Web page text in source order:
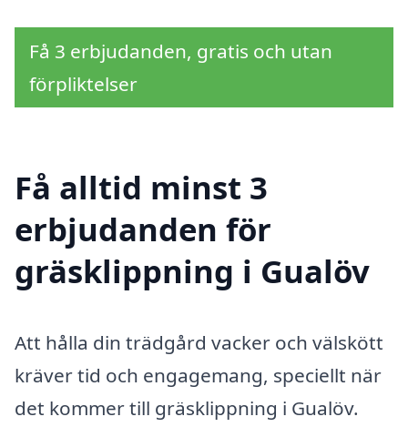
Få 3 erbjudanden, gratis och utan
förpliktelser
Få alltid minst 3
erbjudanden för
gräsklippning i Gualöv
Att hålla din trädgård vacker och välskött
kräver tid och engagemang, speciellt när
det kommer till gräsklippning i Gualöv.